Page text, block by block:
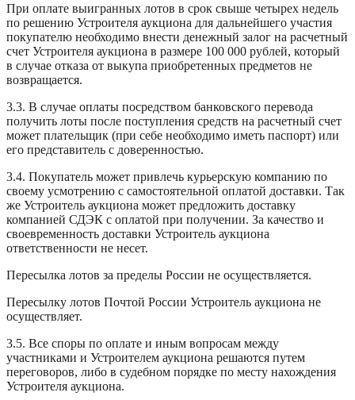
При оплате выигранных лотов в срок свыше четырех недель
по решению Устроителя аукциона для дальнейшего участия
покупателю необходимо внести денежный залог на расчетный
счет Устроителя аукциона в размере 100 000 рублей, который
в случае отказа от выкупа приобретенных предметов не
возвращается.
3.3. В случае оплаты посредством банковского перевода
получить лоты после поступления средств на расчетный счет
может плательщик (при себе необходимо иметь паспорт) или
его представитель с доверенностью.
3.4. Покупатель может привлечь курьерскую компанию по
своему усмотрению с самостоятельной оплатой доставки. Так
же Устроитель аукциона может предложить доставку
компанией СДЭК с оплатой при получении. За качество и
своевременность доставки Устроитель аукциона
ответственности не несет.
Пересылка лотов за пределы России не осуществляется.
Пересылку лотов Почтой России Устроитель аукциона не
осуществляет.
3.5. Все споры по оплате и иным вопросам между
участниками и Устроителем аукциона решаются путем
переговоров, либо в судебном порядке по месту нахождения
Устроителя аукциона.